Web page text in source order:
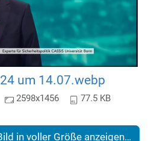
um 14.07.webp
2598x1456 77.5 KB
in voller Größe anzeigen…